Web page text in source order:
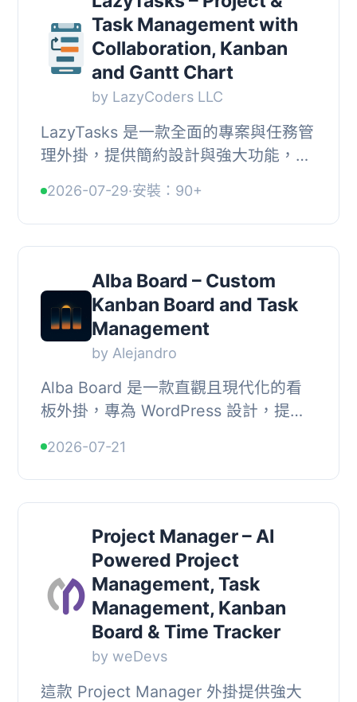
Task Management with
Collaboration, Kanban
and Gantt Chart
by LazyCoders LLC
LazyTasks 是一款全面的專案與任務管
理外掛，提供簡約設計與強大功能，幫
作流程，並支援 iOS 和 Android 的原
生應用程式...
2026-07-29·安裝：90+
Alba Board – Custom
Kanban Board and Task
Management
by Alejandro
Alba Board 是一款直觀且現代化的看
板外掛，專為 WordPress 設計，提供
具。它在控制台和公共頁面上提供流暢
的應用體驗，幫...
2026-07-21
Project Manager – AI
Powered Project
Management, Task
Management, Kanban
Board & Time Tracker
by weDevs
這款 Project Manager 外掛提供強大